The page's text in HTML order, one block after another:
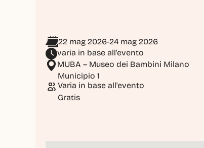
22 mag 2026-24 mag 2026
varia in base all'evento
MUBA – Museo dei Bambini Milano
Municipio 1
Varia in base all'evento
Gratis